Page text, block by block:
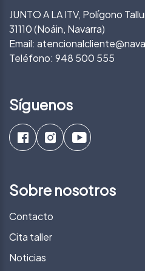
JUNTO A LA ITV, Polígono
31110 (Noáin, Navarra)
Email:
Teléfono: 948 500 555
Síguenos
Sobre nosotros
Contacto
Cita taller
Noticias